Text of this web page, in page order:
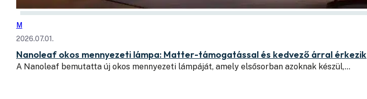
M
2026.07.01.
Nanoleaf okos mennyezeti lámpa: Matter-támogatással és kedvező árral érkezik
A Nanoleaf bemutatta új okos mennyezeti lámpáját, amely elsősorban azoknak készül,…